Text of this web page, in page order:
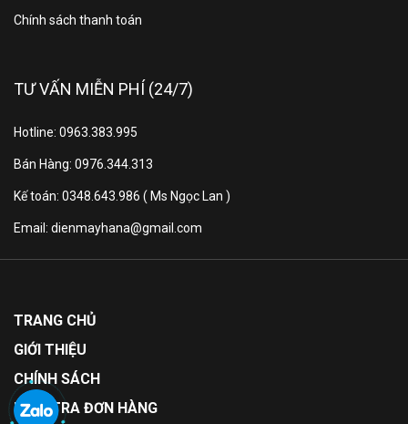
Chính sách thanh toán
TƯ VẤN MIỄN PHÍ (24/7)
Hotline: 0963.383.995
Bán Hàng: 0976.344.313
Kế toán: 0348.643.986 ( Ms Ngọc Lan )
Email: dienmayhana@gmail.com
TRANG CHỦ
GIỚI THIỆU
CHÍNH SÁCH
KIỂM TRA ĐƠN HÀNG